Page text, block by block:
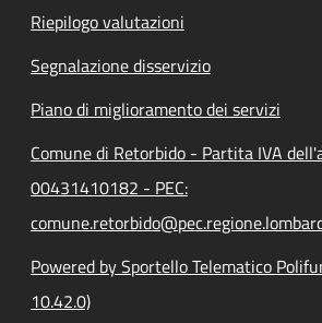
Riepilogo valutazioni
Segnalazione disservizio
Piano di miglioramento dei servizi
Comune di Retorbido - Partita IVA
00431410182 - PEC:
Powered by Sportello Telematico
10.42.0)